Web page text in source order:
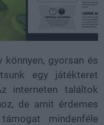
könnyen, gyorsan és
egy játékteret
interneten találtok
de amit érdemes
mindenféle